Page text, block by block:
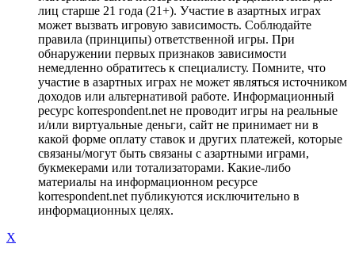
лиц старше 21 года (21+). Участие в азартных играх
может вызвать игровую зависимость. Соблюдайте
правила (принципы) ответственной игры. При
обнаружении первых признаков зависимости
немедленно обратитесь к специалисту. Помните, что
участие в азартных играх не может являться источником
доходов или альтернативой работе. Информационный
ресурс korrespondent.net не проводит игры на реальные
и/или виртуальные деньги, сайт не принимает ни в
какой форме оплату ставок и других платежей, которые
связаны/могут быть связаны с азартными играми,
букмекерами или тотализаторами. Какие-либо
материалы на информационном ресурсе
korrespondent.net публикуются исключительно в
информационных целях.
X